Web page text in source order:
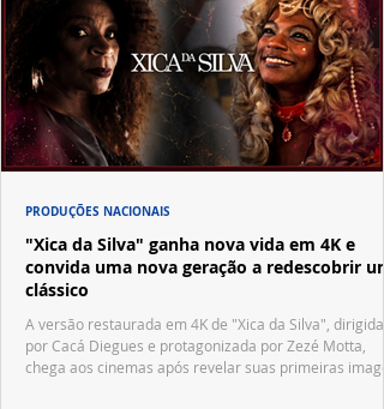
"Xica da Silva" ganha nova vida em 4K e
convida uma nova geração a redescobrir um
clássico
A versão restaurada em 4K de "Xica da Silva", dirigida
por Cacá Diegues e protagonizada por Zezé Motta,
chega aos cinemas após revelar suas primeiras
PRODUÇÕES NACIONAIS